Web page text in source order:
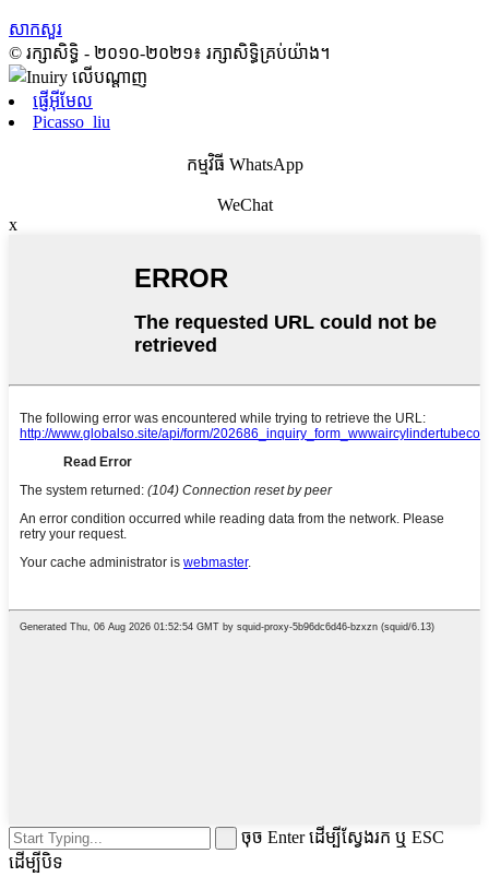
សាកសួរ
© រក្សាសិទ្ធិ - ២០១០-២០២១៖ រក្សាសិទ្ធិគ្រប់យ៉ាង។
ផ្ញើអ៊ីមែល
Picasso_liu
កម្មវិធី WhatsApp
WeChat
x
ចុច Enter ដើម្បីស្វែងរក ឬ ESC
ដើម្បីបិទ